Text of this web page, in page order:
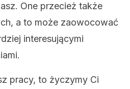
One przecież także
a to może zaowocować
interesującymi
pracy, to życzymy Ci